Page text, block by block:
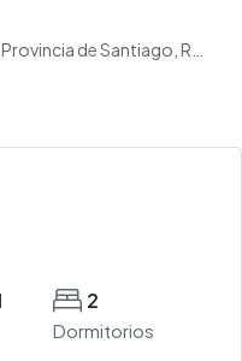
Metropolitana de Santiago, 8000146, Chile
2
Dormitorios